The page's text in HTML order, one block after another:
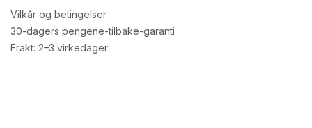
Vilkår og betingelser
30-dagers pengene-tilbake-garanti
Frakt: 2–3 virkedager